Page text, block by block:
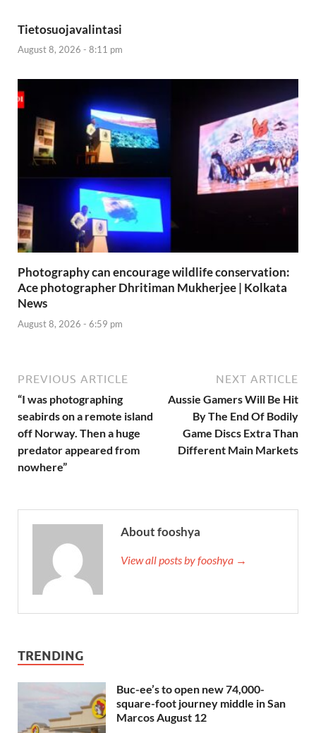
Tietosuojavalintasi
August 8, 2026 - 8:11 pm
Photography can encourage wildlife conservation:
Ace photographer Dhritiman Mukherjee | Kolkata
News
August 8, 2026 - 6:59 pm
PREVIOUS ARTICLE
“I was photographing
seabirds on a remote island
off Norway. Then a huge
predator appeared from
nowhere”
NEXT ARTICLE
Aussie Gamers Will Be Hit
By The End Of Bodily
Game Discs Extra Than
Different Main Markets
About fooshya
View all posts by fooshya →
TRENDING
Buc-ee’s to open new 74,000-
square-foot journey middle in San
Marcos August 12